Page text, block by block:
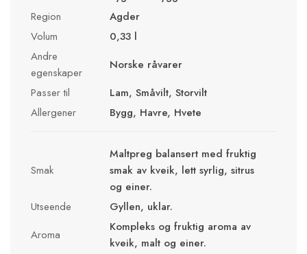
Region
Agder
Volum
0,33 l
Andre
egenskaper
Norske råvarer
Passer til
Lam, Småvilt, Storvilt
Allergener
Bygg, Havre, Hvete
Smak
Maltpreg balansert med fruktig
smak av kveik, lett syrlig, sitrus
og einer.
Utseende
Gyllen, uklar.
Aroma
Kompleks og fruktig aroma av
kveik, malt og einer.